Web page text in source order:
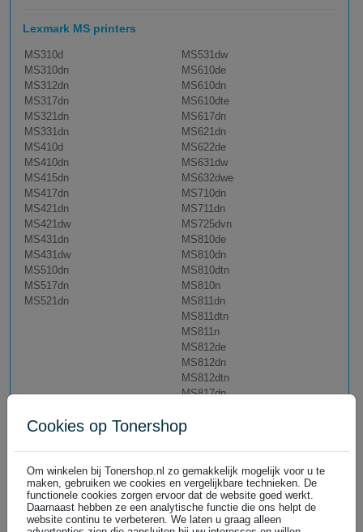
Lexmark MS printers
MS310d
MS310dn
MS312dn
MS317dn
MS321dn
MS331dn
MS410d
MS410dn
MS415dn
MS417dn
MS421dn
MS421dw
MS431dn
MS431dw
MS510dn
MS517dn
MS521dn
MS531dw
MS610de
MS610dn
MS610dte
MS617dn
MS621dn
MS622de
MS631dw
MS632dwe
MS710dn
MS711dn
MS725dvn
MS810de
MS810dn
MS810dtn
MS810n
MS811dn
MS811dtn
MS811n
MS812de
MS812dn
MS812dtn
MS817dn
MS821dn
MS822de
MS823dn
MS823n
MS825dn
MS826de
Cookies op Tonershop
Om winkelen bij Tonershop.nl zo gemakkelijk mogelijk voor u te
maken, gebruiken we cookies en vergelijkbare technieken. De
functionele cookies zorgen ervoor dat de website goed werkt.
Daarnaast hebben ze een analytische functie die ons helpt de
website continu te verbeteren. We laten u graag alleen